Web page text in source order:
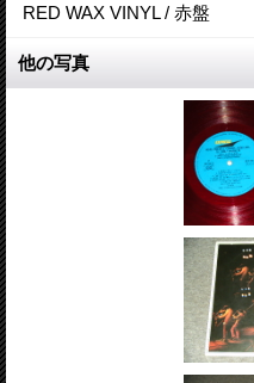
RED WAX VINYL / 赤盤
他の写真